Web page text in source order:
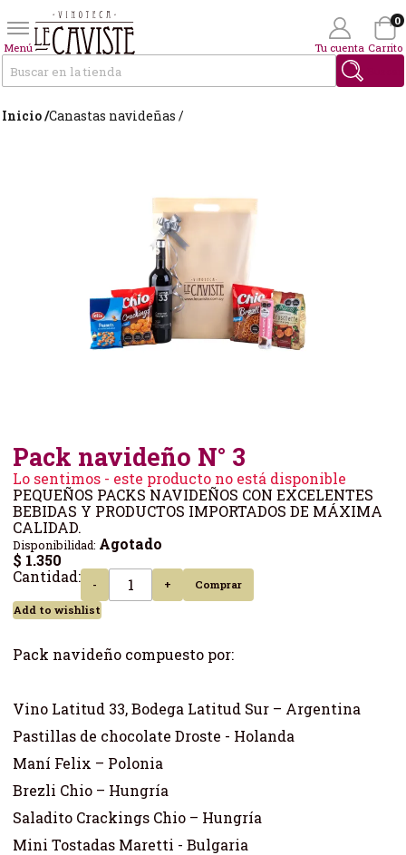
Menú Tu cuenta Carrito
0
Inicio /Canastas navideñas /
Pack navideño N° 3
Lo sentimos - este producto no está disponible
PEQUEÑOS PACKS NAVIDEÑOS CON EXCELENTES
BEBIDAS Y PRODUCTOS IMPORTADOS DE MÁXIMA
CALIDAD.
Disponibilidad: Agotado
$ 1.350
Cantidad:
- +
Comprar
Add to wishlist
Pack navideño compuesto por:
Vino Latitud 33, Bodega Latitud Sur – Argentina
Pastillas de chocolate Droste - Holanda
Maní Felix – Polonia
Brezli Chio – Hungría
Saladito Crackings Chio – Hungría
Mini Tostadas Maretti - Bulgaria